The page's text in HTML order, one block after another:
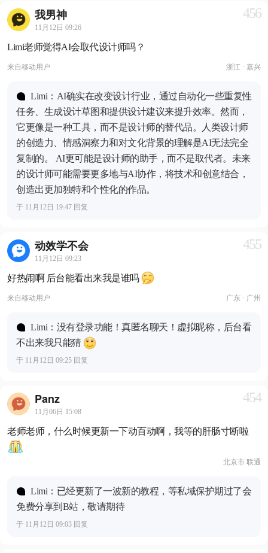
我男神
11月12日 09:26
456
Limi老师觉得AI会取代设计师吗？
来自移动用户 浙江 · 嘉兴
Limi：AI确实在改变设计行业，通过自动化一些重复性
任务、生成设计草图和提供设计建议来提升效率。然而，
它更像是一种工具，而不是设计师的替代品。人类设计师
的创造力、情感洞察力和对文化背景的理解是AI无法完全
复制的。 AI更可能是设计师的助手，而不是取代者。未来
的设计师可能需要更多地与AI协作，将技术和创意结合，
创造出更加独特和个性化的作品。
于 11月12日 19:47 回复
动效学不会
11月12日 09:23
455
好热闹啊 后台能看出来我是谁吗
来自移动用户 广东 · 广州
Limi：没有登录功能！真匿名聊天！虚拟昵称，后台看
不出来我只能猜
于 11月12日 09:25 回复
Panz
11月06日 15:08
454
老师老师，什么时候更新一下动百动啊，我等的肝肠寸断啦
北京市 联通
Limi：已经更新了一波新的教程，等私域保护期过了会
免费分享到B站，敬请期待
于 11月12日 09:03 回复